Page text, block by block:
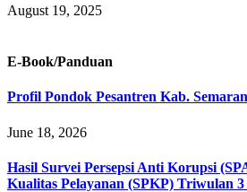
August 19, 2025
E-Book/Panduan
Profil Pondok Pesantren Kab.
June 18, 2026
Hasil Survei Persepsi Anti Korupsi
Kualitas Pelayanan (SPKP) Triwulan 3